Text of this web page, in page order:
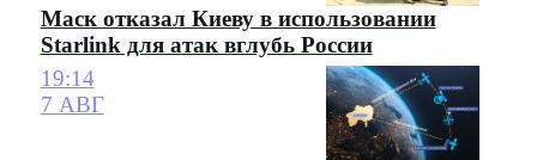
Маск отказал Киеву в использовании
Starlink для атак вглубь России
19:14
7 АВГ